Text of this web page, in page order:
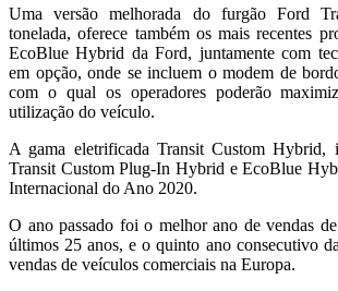
Uma versão melhorada do furgão Ford
tonelada, oferece também os mais recentes
EcoBlue Hybrid da Ford, juntamente com
em opção, onde se incluem o modem de
com o qual os operadores poderão
utilização do veículo.
A gama eletrificada Transit Custom Hybrid,
Transit Custom Plug-In Hybrid e EcoBlue
Internacional do Ano 2020.
O ano passado foi o melhor ano de vendas
últimos 25 anos, e o quinto ano consecutivo
vendas de veículos comerciais na Europa.